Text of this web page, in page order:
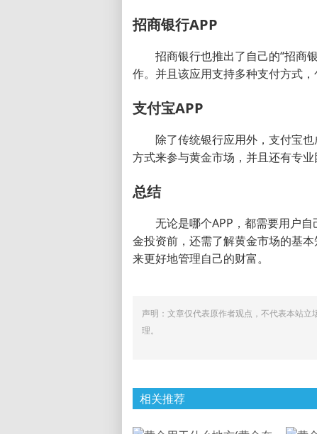
招商银行APP
招商银行也推出了自己的“招商
作。并且该应用支持多种支付方式，
支付宝APP
除了传统银行应用外，支付宝
方式来参与黄金市场，并且还有专
总结
无论是哪个APP，都需要用户
金投资前，还需了解黄金市场的基
来更好地管理自己的财富。
声明：文章仅代表原作者观点，不代表本站
理。
相关推荐